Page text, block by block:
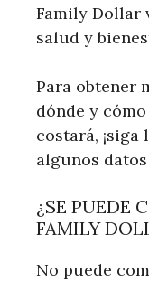
Family Dollar
salud y
Para obtener
dónde y
costará,
algunos
¿SE PUEDE
FAMILY
No puede